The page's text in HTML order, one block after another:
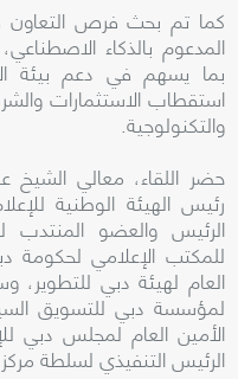
كما تم بحث فرص التعاون
المدعوم بالذكاء
بما يسهم في دعم بيئة
استقطاب الاستثمارات
والتكنولوجية.
حضر اللقاء، معالي
رئيس الهيئة الوطنية
الرئيس والعضو المنتدب
للمكتب الإعلامي لحكومة
العام لهيئة دبي للتطوير،
لمؤسسة دبي للتسويق
الأمين العام لمجلس دبي
الرئيس التنفيذي لسلطة